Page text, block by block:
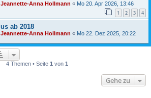
Jeannette-Anna Hollmann « Mo 20. Apr 2026, 13:46
1 2 3 4
ab 2018
Jeannette-Anna Hollmann « Mo 22. Dez 2025, 20:22
4 Themen • Seite 1 von 1
Gehe zu